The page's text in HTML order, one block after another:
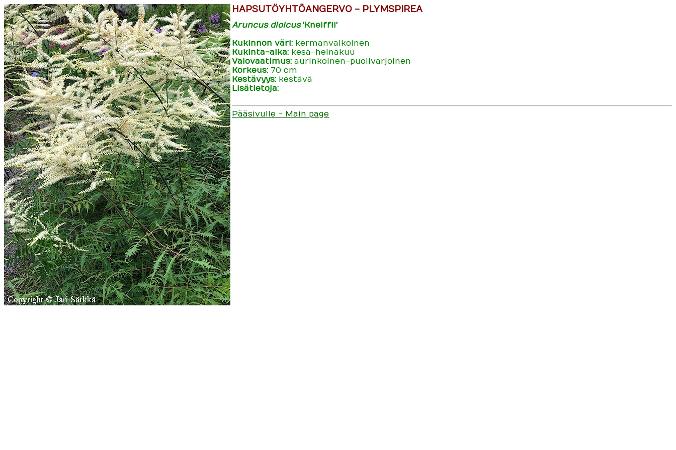
HAPSUTÖYHTÖANGERVO - PLYMSPIREA
Aruncus dioicus'Kneiffii'
Kukinnon väri: kermanvalkoinen
Kukinta-aika: kesä-heinäkuu
Valovaatimus: aurinkoinen-puolivarjoinen
Korkeus: 70 cm
Kestävyys: kestävä
Lisätietoja:
Pääsivulle - Main page